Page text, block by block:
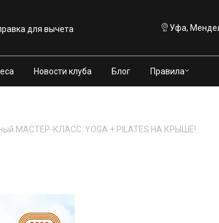
для вычета Уфа,
Новости клуба Блог Правила
МАСТЕР-КЛАСС: YOGA + PILATES НА КРЫШЕ!